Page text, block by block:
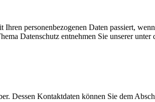
personenbezogenen Daten passiert,
Datenschutz entnehmen Sie unserer unter
Dessen Kontaktdaten können Sie dem